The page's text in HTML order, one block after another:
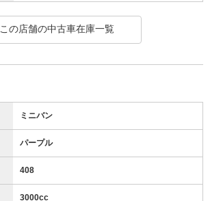
この店舗の中古車在庫一覧
ミニバン
パープル
408
3000cc